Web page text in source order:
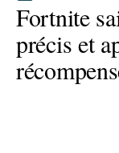
Fortnite
précis et